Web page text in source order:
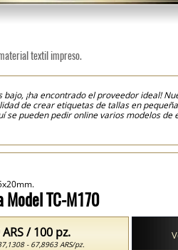
textil impreso.
¡ha encontrado el proveedor ideal!
de crear etiquetas de tallas en
pueden pedir online varios modelos de
se entregan cortadas según las
las etiquetas a alta resolución y
TC-M170
/ 100 pz.
- 67,8963 ARS/pz.